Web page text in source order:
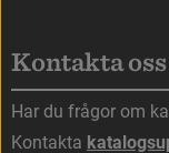
Kontakta oss
Har du frågor om
Kontakta